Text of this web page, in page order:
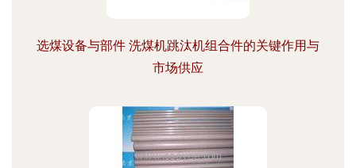
选煤设备与部件 洗煤机跳汰机组合件的关键作用与
市场供应